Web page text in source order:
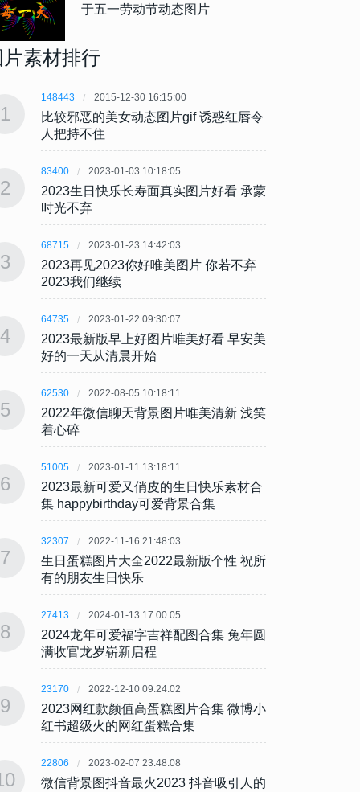
于五一劳动节动态图片
片素材排行
1
148443 2015-12-30 16:15:00
比较邪恶的美女动态图片gif 诱惑红唇令
人把持不住
2
83400 2023-01-03 10:18:05
2023生日快乐长寿面真实图片好看 承蒙
时光不弃
3
68715 2023-01-23 14:42:03
2023再见2023你好唯美图片 你若不弃
2023我们继续
4
64735 2023-01-22 09:30:07
2023最新版早上好图片唯美好看 早安美
好的一天从清晨开始
5
62530 2022-08-05 10:18:11
2022年微信聊天背景图片唯美清新 浅笑
着心碎
6
51005 2023-01-11 13:18:11
2023最新可爱又俏皮的生日快乐素材合
集 happybirthday可爱背景合集
7
32307 2022-11-16 21:48:03
生日蛋糕图片大全2022最新版个性 祝所
有的朋友生日快乐
8
27413 2024-01-13 17:00:05
2024龙年可爱福字吉祥配图合集 兔年圆
满收官龙岁崭新启程
9
23170 2022-12-10 09:24:02
2023网红款颜值高蛋糕图片合集 微博小
红书超级火的网红蛋糕合集
22806 2023-02-07 23:48:08
微信背景图抖音最火2023 抖音吸引人的